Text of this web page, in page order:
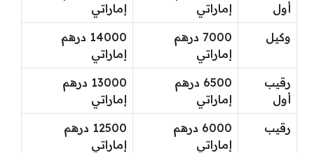
أول
إماراتي
إماراتي
وكيل
7000 درهم
إماراتي
14000 درهم
إماراتي
رقيب
أول
6500 درهم
إماراتي
13000 درهم
إماراتي
رقيب
6000 درهم
إماراتي
12500 درهم
إماراتي